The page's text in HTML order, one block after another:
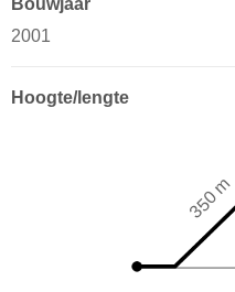
2001
Hoogte/lengte
350 m